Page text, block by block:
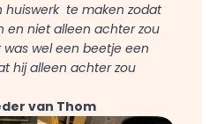
huiswerk  te maken zodat
en niet alleen achter zou
wel een beetje een
hij alleen achter zou
van Thom